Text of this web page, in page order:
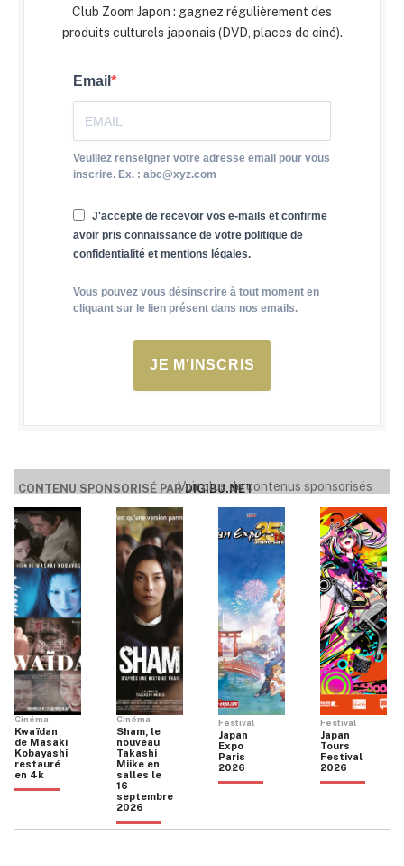
Club Zoom Japon : gagnez régulièrement des
produits culturels japonais (DVD, places de ciné).
Email
Veuillez renseigner votre adresse email pour vous
inscrire. Ex. : abc@xyz.com
J'accepte de recevoir vos e-mails et confirme
avoir pris connaissance de votre politique de
confidentialité et mentions légales.
Vous pouvez vous désinscrire à tout moment en
cliquant sur le lien présent dans nos emails.
JE M'INSCRIS
CONTENU SPONSORISÉ PARDIGIBU.NET
Voir plus de contenus sponsorisés
Cinéma
Kwaïdan
de Masaki
Kobayashi
restauré
en 4k
Cinéma
Sham, le
nouveau
Takashi
Miike en
salles le
16
septembre
2026
Festival
Japan
Expo
Paris
2026
Festival
Japan
Tours
Festival
2026